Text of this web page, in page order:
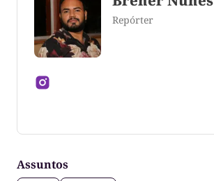
Repórter
Tocantins
Assuntos